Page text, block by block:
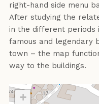
right-hand side menu
After studying the
in the different periods
famous and legendary
town – the map
way to the buildings.
+